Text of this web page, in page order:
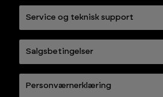
Service og teknisk support
Salgsbetingelser
Personværnerklæring